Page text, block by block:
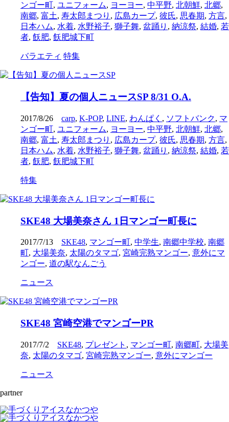
ンゴー町, ユニフォーム, ヨーヨー, 中平野, 北朝鮮, 北郷,
南郷, 富土, 寿太郎まつり , 広島カープ, 彼氏, 思春期, 方言,
日本ハム, 水着, 水野裕子, 獅子舞, 盆踊り , 納涼祭, 結婚, 若
者, 飫肥, 飫肥城下町
バラエティ 特集
【告知】夏の個人ニュースSP 8/31 O.A.
2017/8/26 carp, K-POP, LINE, わんぱく , ソフトバンク, マ
ンゴー町, ユニフォーム, ヨーヨー, 中平野, 北朝鮮, 北郷,
南郷, 富土, 寿太郎まつり , 広島カープ, 彼氏, 思春期, 方言,
日本ハム, 水着, 水野裕子, 獅子舞, 盆踊り , 納涼祭, 結婚, 若
者, 飫肥, 飫肥城下町
特集
SKE48 大場美奈さん 1日マンゴー町長に
2017/7/13 SKE48, マンゴー町, 中学生, 南郷中学校, 南郷
町, 大場美奈, 太陽のタマゴ, 宮崎完熟マンゴー, 意外にマ
ンゴー, 道の駅なんごう
ニュース
SKE48 宮崎空港でマンゴーPR
2017/7/2 SKE48, プレゼント , マンゴー町, 南郷町, 大場美
奈, 太陽のタマゴ, 宮崎完熟マンゴー, 意外にマンゴー
ニュース
partner